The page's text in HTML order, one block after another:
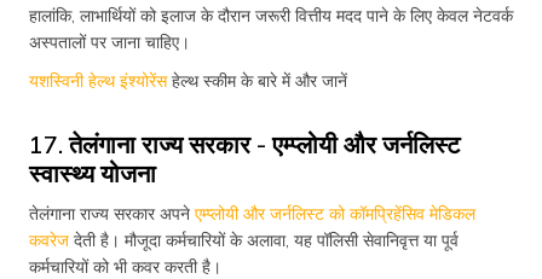
हालांकि, लाभार्थियों को इलाज के दौरान जरूरी वित्तीय मदद पाने के लिए केवल नेटवर्क
अस्पतालों पर जाना चाहिए।
यशस्विनी हेल्थ इंश्योरेंसहेल्थ स्कीम के बारे में और जानें
17. तेलंगाना राज्य सरकार - एम्प्लोयी और जर्नलिस्ट
स्वास्थ्य योजना
तेलंगाना राज्य सरकार अपने एम्प्लोयी और जर्नलिस्ट को कॉमप्रिहेंसिव मेडिकल
कवरेज देती है। मौजूदा कर्मचारियों के अलावा, यह पॉलिसी सेवानिवृत्त या पूर्व
कर्मचारियों को भी कवर करती है।